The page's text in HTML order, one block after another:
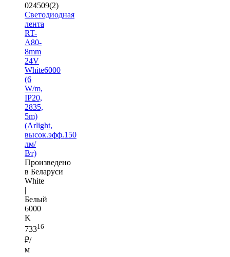
024509(2)
Светодиодная
лента
RT-
A80-
8mm
24V
White6000
(6
W/m,
IP20,
2835,
5m)
(Arlight,
высок.эфф.150
лм/
Вт)
Произведено
в Беларуси
White
|
Белый
6000
K
73316
₽/
м